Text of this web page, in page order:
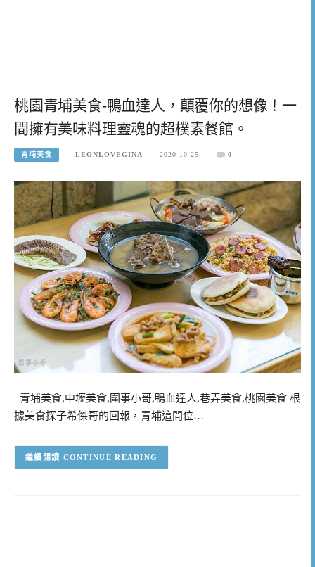
桃園青埔美食-鴨血達人，顛覆你的想像！一
間擁有美味料理靈魂的超樸素餐館。
青埔美食 LEONLOVEGINA 2020-10-25 0
青埔美食,中壢美食,圍事小哥,鴨血達人,巷弄美食,桃園美食 根
據美食探子希傑哥的回報，青埔這間位…
CONTINUE READING